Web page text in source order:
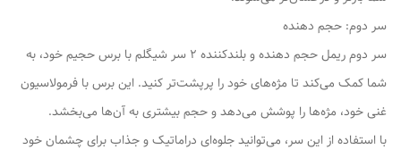
سر دوم: حجم دهنده
سر دوم ریمل حجم دهنده و بلندکننده 2 سر شیگلم با برس حجیم خود، به
شما کمک می‌کند تا مژه‌های خود را پرپشت‌تر کنید. این برس با فرمولاسیون
غنی خود، مژه‌ها را پوشش می‌دهد و حجم بیشتری به آن‌ها می‌بخشد.
با استفاده از این سر، می‌توانید جلوه‌ای دراماتیک و جذاب برای چشمان خود